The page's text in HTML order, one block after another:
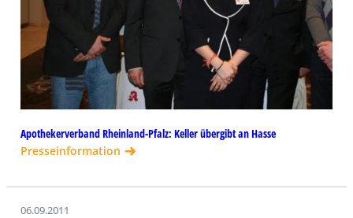
Apothekerverband Rheinland-Pfalz: Keller übergibt an Hasse
Presseinformation
06.09.2011